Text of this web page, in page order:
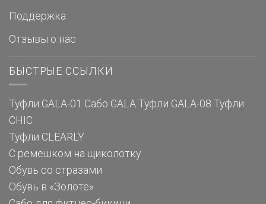
Поддержка
Отзывы о нас
БЫСТРЫЕ ССЫЛКИ
Туфли GALA-01 Сабо GALA Туфли GALA-08 Туфли
CHIC
Туфли CLEARLY
С ремешком на щиколотку
Обувь со стразами
Обувь в «Золоте»